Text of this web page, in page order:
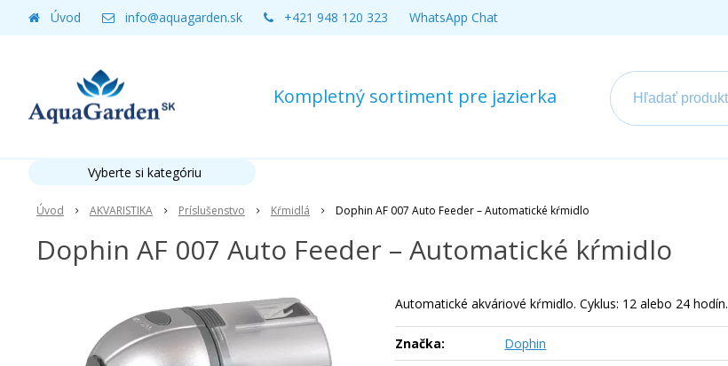
Kompletný sortiment pre jazierka
Úvod info@aquagarden.sk +421 948 120 323 WhatsApp Chat
Úvod AKVARISTIKA Príslušenstvo Kŕmidlá Dophin AF 007 Auto Feeder – Automatické kŕmidlo
Dophin AF 007 Auto Feeder – Automatické kŕmidlo
Automatické akváriové kŕmidlo. Cyklus: 12 alebo 24 hodín.
Značka:
Dophin
Vyberte si kategóriu